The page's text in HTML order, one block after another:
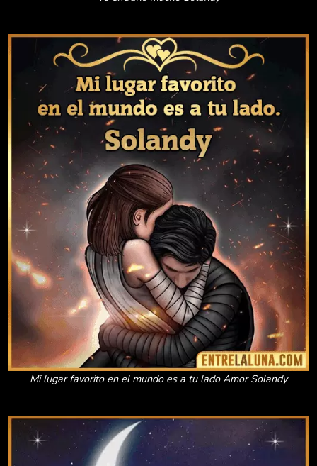
Mi lugar favorito en el mundo es a tu lado Amor Solandy